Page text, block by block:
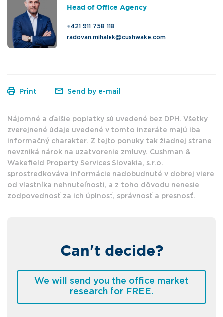
Head of Office Agency
+421 911 758 118
radovan.mihalek@cushwake.com
Print Send by e-mail
Nájomné a ďalšie poplatky sú uvedené bez DPH. Všetky
zverejnené údaje uvedené v tomto inzeráte majú iba
informačný charakter. Z tejto ponuky tak žiadnej strane
nevzniká nárok na uzatvorenie zmluvy. Cushman &
Wakefield Property Services Slovakia, s.r.o.
sprostredkováva informácie nadobudnuté v dobrej viere
od vlastníka nehnuteľnosti, a z toho dôvodu nenesie
zodpovednosť za ich úplnosť, správnosť a presnosť.
Can't decide?
We will send you the office market
research for FREE.